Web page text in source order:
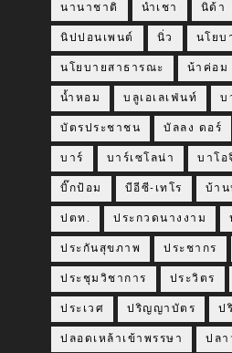
นานาชาติ นำเชา นิด้า
นิปปอนเพนต์ นิ่ว นโยบ
นโยบายสาธารณะ น้าค่อม
น้ำหอม บลูเอเลเฟ่นท์ บ
บัตรประชาชน บัลลง ดอร์
บาร์ บาร์เซโลน่า บาโอ
บิ๊กป้อม บีอีซี-เทโร บ้า
ปตท. ประกวดนางงาม
ประกันสุขภาพ ประชากร
ประชุมวิชาการ ประวิตร
ประเวศ ปริญญาบัตร ป
ปลอดเหล้าเข้าพรรษา ปล